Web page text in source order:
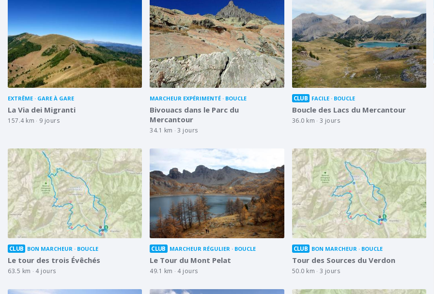
EXTRÊME GARE À GARE
La Via dei Migranti
157.4 km 9 jours
MARCHEUR EXPÉRIMENTÉ BOUCLE
Bivouacs dans le Parc du
Mercantour
34.1 km 3 jours
CLUB FACILE BOUCLE
Boucle des Lacs du Mercantour
36.0 km 3 jours
CLUB BON MARCHEUR BOUCLE
Le tour des trois Évêchés
63.5 km 4 jours
CLUB MARCHEUR RÉGULIER BOUCLE
Le Tour du Mont Pelat
49.1 km 4 jours
CLUB BON MARCHEUR BOUCLE
Tour des Sources du Verdon
50.0 km 3 jours